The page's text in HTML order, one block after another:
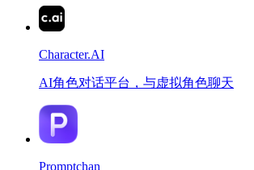
Character.AI
AI角色对话平台，与虚拟角色聊天
Promptchan